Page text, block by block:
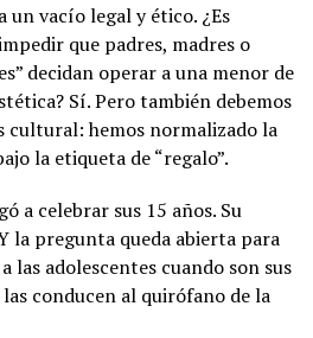
un vacío legal y ético. ¿Es
que padres, madres o
decidan operar a una menor de
Sí. Pero también debemos
cultural: hemos normalizado la
la etiqueta de “regalo”.
a celebrar sus 15 años. Su
la pregunta queda abierta para
las adolescentes cuando son sus
conducen al quirófano de la